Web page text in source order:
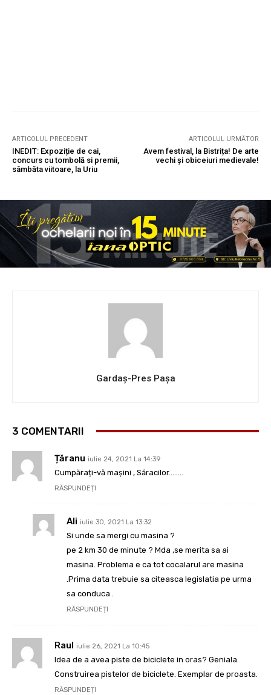
ARTICOLUL PRECEDENT
INEDIT: Expoziție de cai,
concurs cu tombolă si premii,
sâmbăta viitoare, la Uriu
ARTICOLUL URMĂTOR
Avem festival, la Bistrița! De arte
vechi și obiceiuri medievale!
Gardaș-Pres Pașa
3 COMENTARII
Țăranu iulie 24, 2021 La 14:39
Cumpărați-vă mașini , Săracilor……..
RĂSPUNDEȚI
Ali iulie 30, 2021 La 13:32
Si unde sa mergi cu masina ?
pe 2 km 30 de minute ? Mda ,se merita sa ai
masina. Problema e ca tot cocalarul are masina
.Prima data trebuie sa citeasca legislatia pe urma
sa conduca .
RĂSPUNDEȚI
Raul iulie 26, 2021 La 10:45
Idea de a avea piste de biciclete in oras? Geniala.
Construirea pistelor de biciclete. Exemplar de proasta.
RĂSPUNDEȚI